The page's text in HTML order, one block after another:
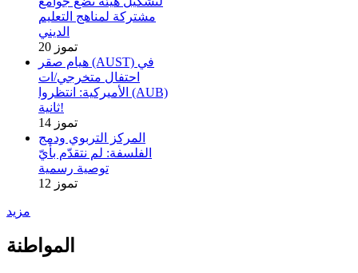
مشتركة لمناهج التعليم
الديني
20 تموز
هيام صقر (AUST) في
احتفال متخرجي/ات
الأميركية: انتظروا (AUB)
ثانية!
14 تموز
المركز التربوي ودمج
الفلسفة: لم نتقدّم بأيّ
توصية رسمية
12 تموز
مزيد
المواطنة